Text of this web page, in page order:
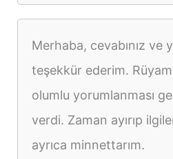
Merhaba, cevabınız ve
teşekkür ederim.
olumlu yorumlanması
verdi. Zaman ayırıp
ayrıca minnettarım.